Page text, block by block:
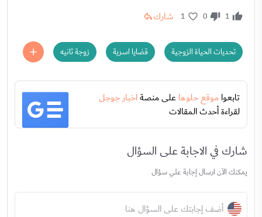
1
0
1 شارك
تحديات الحياة الزوجية قضايا اسرية زوجة ثانيه
تابعواموقع حلوهاعلى منصةاخبار جوجل
لقراءة أحدث المقالات
شارك في الاجابة على السؤال
يمكنك الآن ارسال إجابة علي سؤال
أضف إجابتك على السؤال هنا